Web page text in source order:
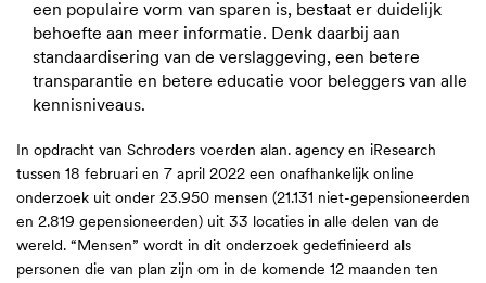
een populaire vorm van sparen is, bestaat er duidelijk
behoefte aan meer informatie. Denk daarbij aan
standaardisering van de verslaggeving, een betere
transparantie en betere educatie voor beleggers van alle
kennisniveaus.
In opdracht van Schroders voerden alan. agency en iResearch
tussen 18 februari en 7 april 2022 een onafhankelijk online
onderzoek uit onder 23.950 mensen (21.131 niet-gepensioneerden
en 2.819 gepensioneerden) uit 33 locaties in alle delen van de
wereld. “Mensen” wordt in dit onderzoek gedefinieerd als
personen die van plan zijn om in de komende 12 maanden ten